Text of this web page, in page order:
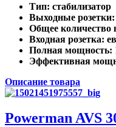
Тип: стабилизатор
Выходные розетки
Общее количество
Входная розетка:
Полная мощность:
Эффективная
Описание товара
Powerman AVS